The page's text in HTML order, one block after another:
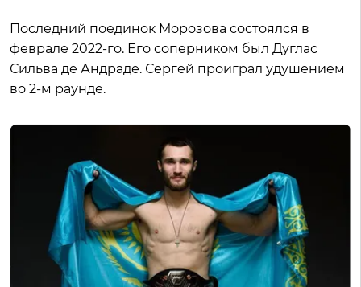
Последний поединок Морозова состоялся в
феврале 2022-го. Его соперником был Дуглас
Сильва де Андраде. Сергей проиграл удушением
во 2-м раунде.